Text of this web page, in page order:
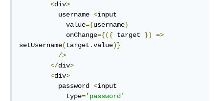
<div>
          username
<input
            value
={username}
            onChange
={({ target })
=>
setUsername(target .value)}
/>
</div>
<div>
          password
<input
            type
='password'